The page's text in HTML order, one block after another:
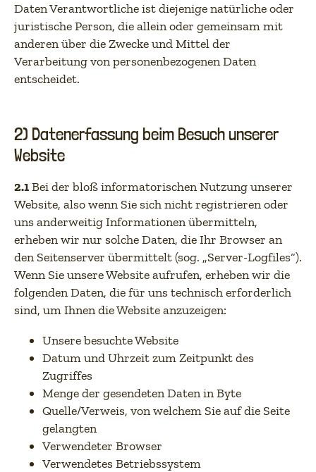
Daten Verantwortliche ist diejenige natürliche oder
juristische Person, die allein oder gemeinsam mit
anderen über die Zwecke und Mittel der
Verarbeitung von personenbezogenen Daten
entscheidet.
2) Datenerfassung beim Besuch unserer
Website
2.1Bei der bloß informatorischen Nutzung unserer
Website, also wenn Sie sich nicht registrieren oder
uns anderweitig Informationen übermitteln,
erheben wir nur solche Daten, die Ihr Browser an
den Seitenserver übermittelt (sog. „Server-Logfiles“).
Wenn Sie unsere Website aufrufen, erheben wir die
folgenden Daten, die für uns technisch erforderlich
sind, um Ihnen die Website anzuzeigen:
Unsere besuchte Website
Datum und Uhrzeit zum Zeitpunkt des
Zugriffes
Menge der gesendeten Daten in Byte
Quelle/Verweis, von welchem Sie auf die Seite
gelangten
Verwendeter Browser
Verwendetes Betriebssystem